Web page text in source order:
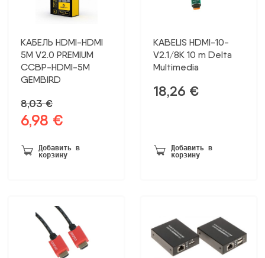
КАБЕЛЬ HDMI-HDMI
5M V2.0 PREMIUM
CCBP-HDMI-5M
GEMBIRD
8,03€
Первоначальная
была:
8,03 €.
6,98 €
6,98 €.
Добавить в
корзину
KABELIS HDMI-10-
V2.1/8K 10 m Delta
Multimedia
18,26 €
Добавить в
корзину